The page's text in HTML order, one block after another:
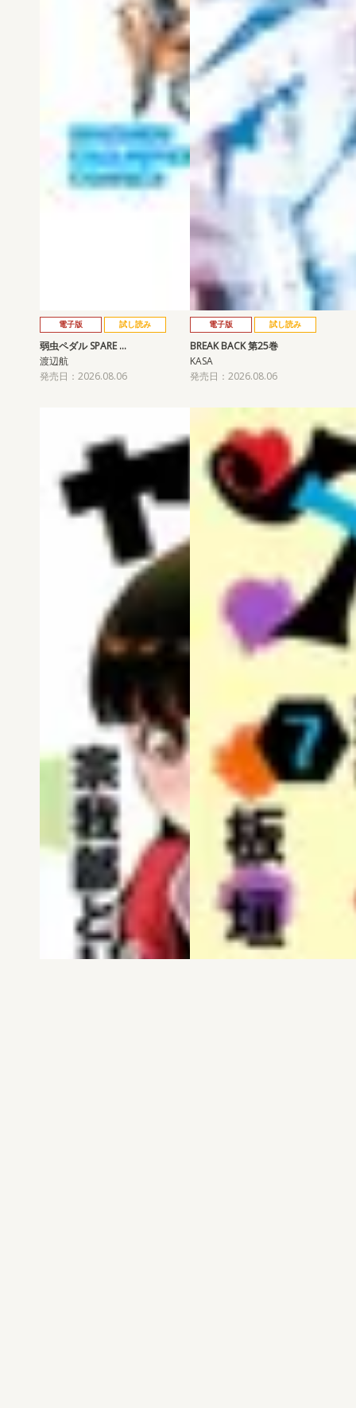
電子版 試し読み
弱虫ペダル SPARE …
渡辺航
発売日：2026.08.06
電子版 試し読み
BREAK BACK 第25巻
KASA
発売日：2026.08.06